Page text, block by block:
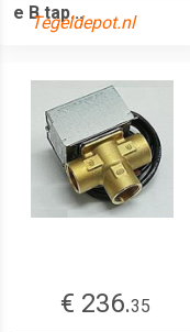
e B tap...
Tegeldepot.nl
€ 236.35